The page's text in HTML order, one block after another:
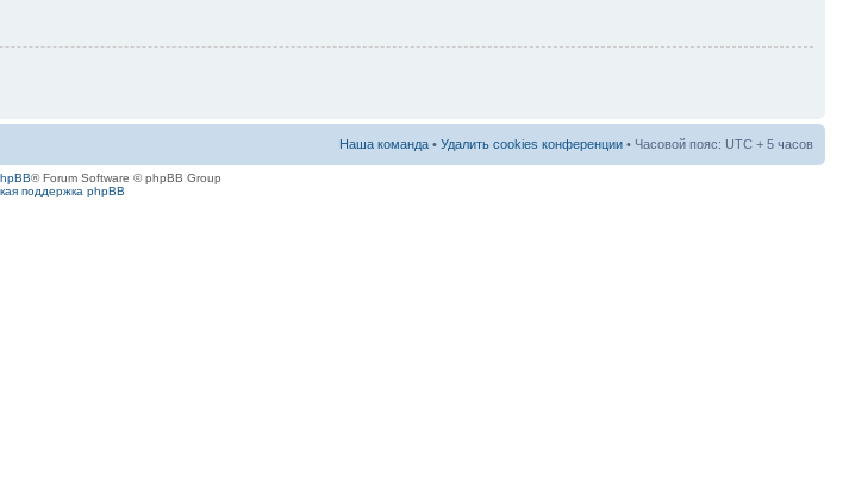
Наша команда • Удалить cookies конференции • Часовой пояс: UTC + 5 часов
® Forum Software © phpBB Group
поддержка phpBB